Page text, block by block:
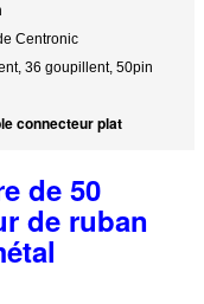
Centronic
36 goupillent, 50pin
connecteur plat
de 50
de ruban